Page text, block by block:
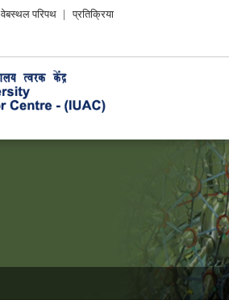
वेबस्थल परिपथ
प्रतिक्रिया